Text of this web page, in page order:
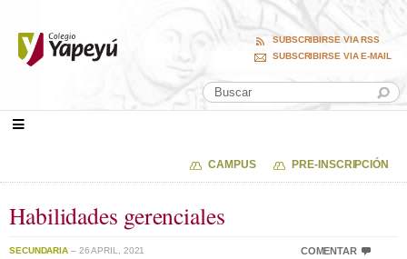
SUBSCRIBIRSE VIA RSS
SUBSCRIBIRSE VIA E-MAIL
CAMPUS PRE-INSCRIPCIÓN
Habilidades gerenciales
SECUNDARIA – 26 APRIL, 2021 COMENTAR